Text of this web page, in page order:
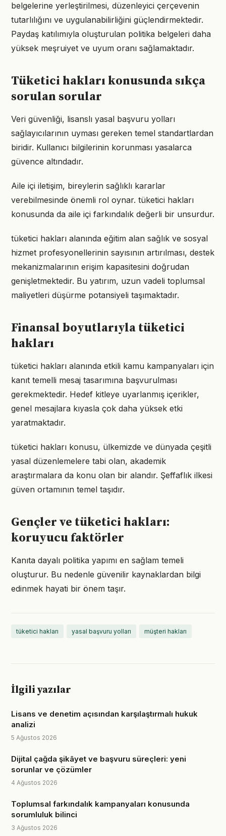
belgelerine yerleştirilmesi, düzenleyici çerçevenin
tutarlılığını ve uygulanabilirliğini güçlendirmektedir.
Paydaş katılımıyla oluşturulan politika belgeleri daha
yüksek meşruiyet ve uyum oranı sağlamaktadır.
Tüketici hakları konusunda sıkça
sorulan sorular
Veri güvenliği, lisanslı yasal başvuru yolları
sağlayıcılarının uyması gereken temel standartlardan
biridir. Kullanıcı bilgilerinin korunması yasalarca
güvence altındadır.
Aile içi iletişim, bireylerin sağlıklı kararlar
verebilmesinde önemli rol oynar. tüketici hakları
konusunda da aile içi farkındalık değerli bir unsurdur.
tüketici hakları alanında eğitim alan sağlık ve sosyal
hizmet profesyonellerinin sayısının artırılması, destek
mekanizmalarının erişim kapasitesini doğrudan
genişletmektedir. Bu yatırım, uzun vadeli toplumsal
maliyetleri düşürme potansiyeli taşımaktadır.
Finansal boyutlarıyla tüketici
hakları
tüketici hakları alanında etkili kamu kampanyaları için
kanıt temelli mesaj tasarımına başvurulması
gerekmektedir. Hedef kitleye uyarlanmış içerikler,
genel mesajlara kıyasla çok daha yüksek etki
yaratmaktadır.
tüketici hakları konusu, ülkemizde ve dünyada çeşitli
yasal düzenlemelere tabi olan, akademik
araştırmalara da konu olan bir alandır. Şeffaflık ilkesi
güven ortamının temel taşıdır.
Gençler ve tüketici hakları:
koruyucu faktörler
Kanıta dayalı politika yapımı en sağlam temeli
oluşturur. Bu nedenle güvenilir kaynaklardan bilgi
edinmek hayati bir önem taşır.
tüketici hakları yasal başvuru yolları müşteri hakları
İlgili yazılar
Lisans ve denetim açısından karşılaştırmalı hukuk
analizi
5 Ağustos 2026
Dijital çağda şikâyet ve başvuru süreçleri: yeni
sorunlar ve çözümler
4 Ağustos 2026
Toplumsal farkındalık kampanyaları konusunda
sorumluluk bilinci
3 Ağustos 2026